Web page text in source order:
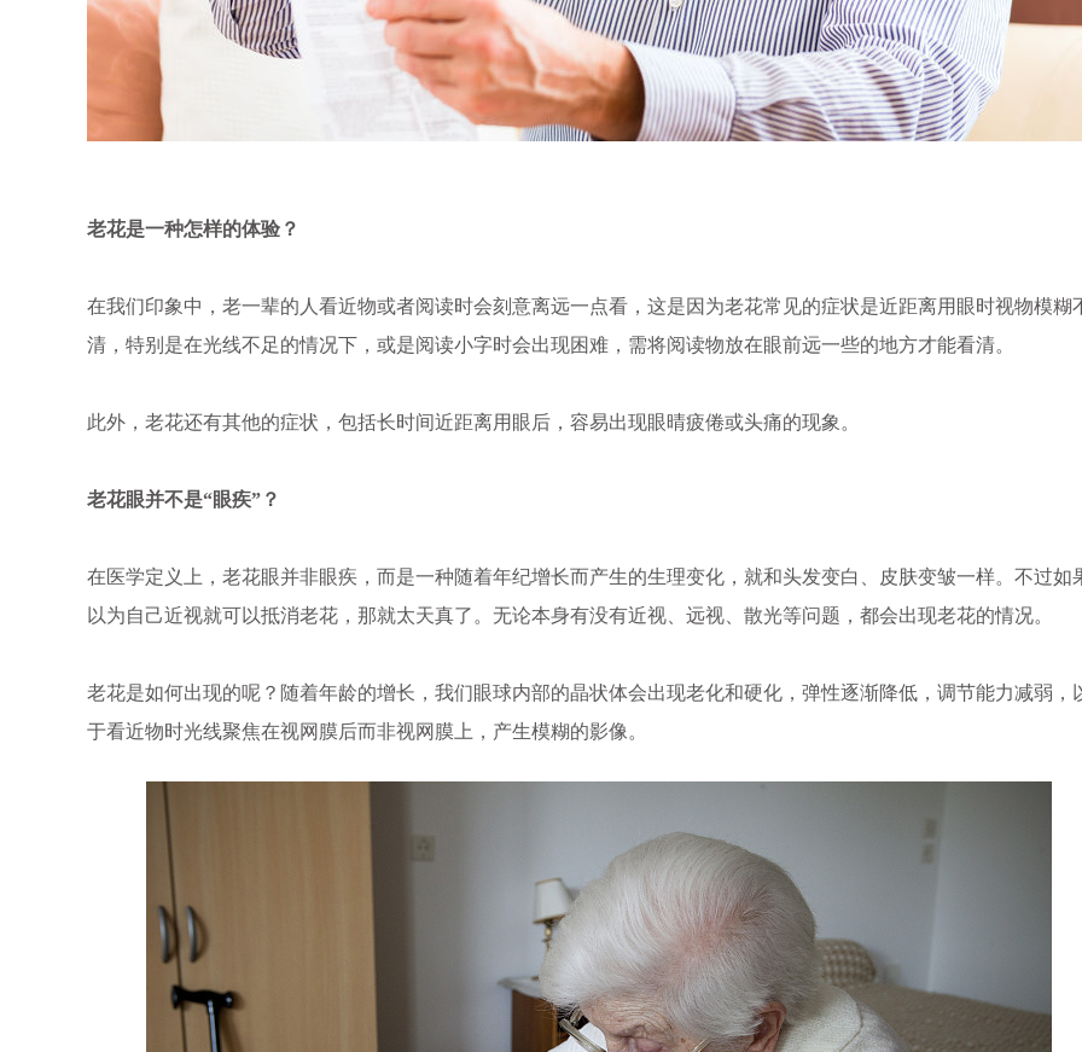
老花是一种怎样的体验？
在我们印象中，老一辈的人看近物或者阅读时会刻意离远一点看，这是因为老花常见的症状是近距离用眼时视物模糊
清，特别是在光线不足的情况下，或是阅读小字时会出现困难，需将阅读物放在眼前远一些的地方才能看清。
此外，老花还有其他的症状，包括长时间近距离用眼后，容易出现眼晴疲倦或头痛的现象。
老花眼并不是“眼疾”？
在医学定义上，老花眼并非眼疾，而是一种随着年纪增长而产生的生理变化，就和头发变白、皮肤变皱一样。不过如
以为自己近视就可以抵消老花，那就太天真了。无论本身有没有近视、远视、散光等问题，都会出现老花的情况。
老花是如何出现的呢？随着年龄的增长，我们眼球内部的晶状体会出现老化和硬化，弹性逐渐降低，调节能力减弱，
于看近物时光线聚焦在视网膜后而非视网膜上，产生模糊的影像。